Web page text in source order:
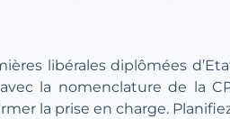
libérales diplômées
la nomenclature de la
la prise en charge.